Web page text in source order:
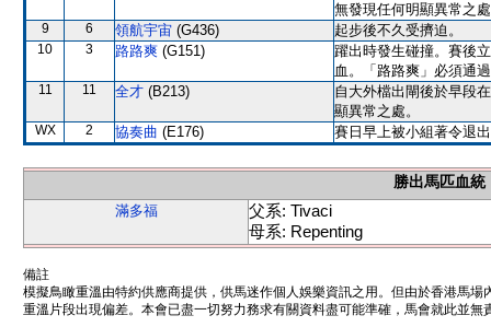
無發現任何明顯異常之
9 6 領航宇宙 (G436) 起步後不久受擠迫。
10 3 路路爽 (G151)
躍出時發生碰撞。賽後
血。「路路爽」必須通
11 11 全才 (B213)
自大外檔出閘後於早段
顯異常之處。
WX 2 協奏曲 (E176) 賽日早上被小組著令退
勝出馬匹血統
滿多福
父系: Tivaci
母系: Repenting
備註
模擬鳥瞰重溫由特約供應商提供，供馬迷作個人娛樂資訊之用。但由於香港馬
重溫片段出現偏差。本會已盡一切努力務求有關資料盡可能準確，馬會就此並